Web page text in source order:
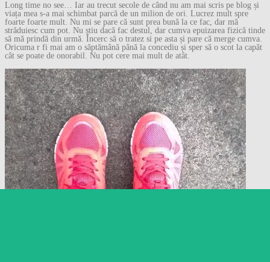
Long time no see… Iar au trecut secole de când nu am mai scris pe blog și
viața mea s-a mai schimbat parcă de un milion de ori. Lucrez mult spre
foarte foarte mult. Nu mi se pare că sunt prea bună la ce fac, dar mă
străduiesc cum pot. Nu știu dacă fac destul, dar cumva epuizarea fizică tinde
să mă prindă din urmă. Încerc să o tratez si pe asta și pare că merge cumva.
Oricuma r fi mai am o săptămână până la concediu și sper să o scot la capăt
cât se poate de onorabil. Nu pot cere mai mult de atât.